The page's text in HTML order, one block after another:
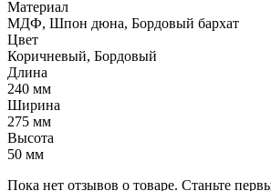
Материал
МДФ, Шпон дюна, Бордовый бархат
Цвет
Коричневый, Бордовый
Длина
240 мм
Ширина
275 мм
Высота
50 мм
Пока нет отзывов о товаре. Станьте